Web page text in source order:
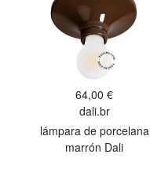
64,00 €
dali.br
lámpara de porcelana
marrón Dali